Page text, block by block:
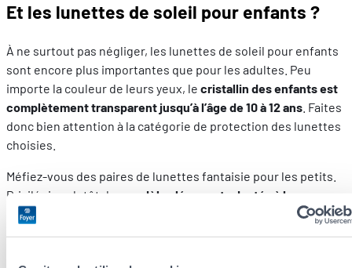
Et les lunettes de soleil pour enfants ?
À ne surtout pas négliger, les lunettes de soleil pour enfants
sont encore plus importantes que pour les adultes. Peu
importe la couleur de leurs yeux, le cristallin des enfants est
complètement transparent jusqu’à l’âge de 10 à 12 ans . Faites
donc bien attention à la catégorie de protection des lunettes
choisies.
Méfiez-vous des paires de lunettes fantaisie pour les petits.
Privilégiez plutôt des
modèles légers et adaptés à la
morphologie de votre enfant
pour qu’il ne rechigne pas à les